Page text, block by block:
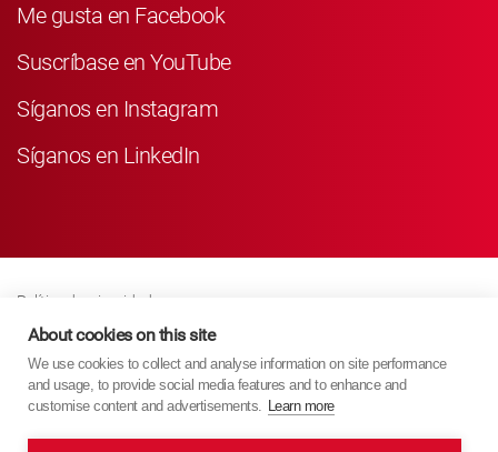
Me gusta en Facebook
Suscríbase en YouTube
Síganos en Instagram
Síganos en LinkedIn
Política de privacidad
Business Partner Privacy
Política De Cookies
Modern Slavery Act Policy
About cookies on this site
We use cookies to collect and analyse information on site performance
and usage, to provide social media features and to enhance and
customise content and advertisements. Learn more